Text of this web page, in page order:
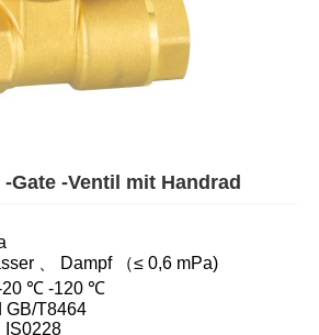
Gate -Ventil mit Handrad
、 Dampf （≤ 0,6 mPa)
-20 ℃ -120 ℃
GB/T8464
IS0228